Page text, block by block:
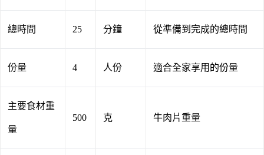
總時間 25 分鐘 從準備到完成的總時間
份量 4 人份 適合全家享用的份量
主要食材重
量
500 克 牛肉片重量